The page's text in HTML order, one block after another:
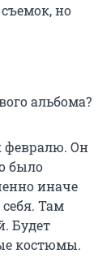
но
альбома?
февралю. Он
было
иначе
Там
Будет
костюмы.